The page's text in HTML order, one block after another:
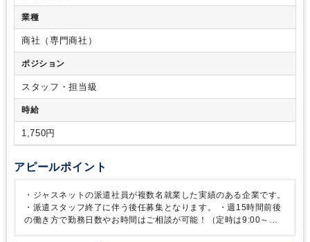
業種
商社（専門商社）
ポジション
スタッフ・担当級
時給
1,750円
アピールポイント
・ジャスネットの派遣社員が複数名就業した実績のある企業です。
・派遣スタッフ終了に伴う後任募集となります。
・週15時間前後
の働き方で勤務日数やお時間はご相談が可能！（定時は9:00～